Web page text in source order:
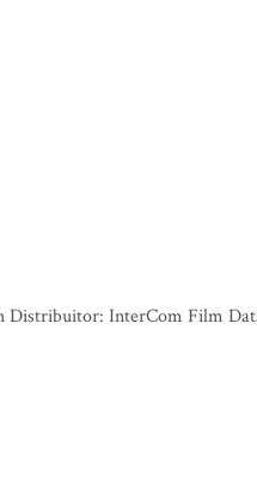
Distribuitor: InterCom Film